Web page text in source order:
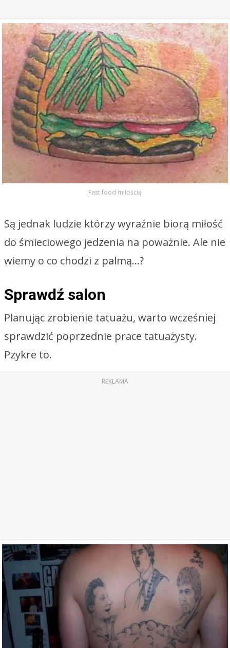
Fast food miłością
Są jednak ludzie którzy wyraźnie biorą miłość
do śmieciowego jedzenia na poważnie. Ale nie
wiemy o co chodzi z palmą…?
Sprawdź salon
Planując zrobienie tatuażu, warto wcześniej
sprawdzić poprzednie prace tatuażysty.
Pzykre to.
REKLAMA